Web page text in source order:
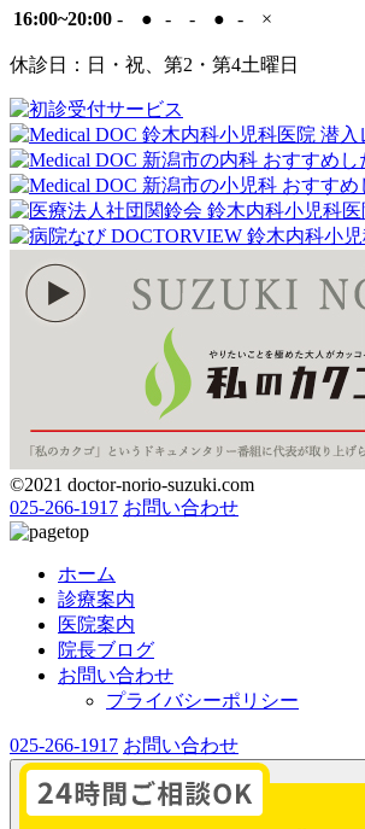
16:00~20:00 - ● - - ● - ×
休診日：日・祝、第2・第4土曜日
©2021 doctor-norio-suzuki.com
025-266-1917 お問い合わせ
ホーム
診療案内
医院案内
院長ブログ
お問い合わせ
プライバシーポリシー
025-266-1917 お問い合わせ